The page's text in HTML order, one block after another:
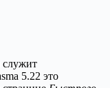
служит
5.22 это